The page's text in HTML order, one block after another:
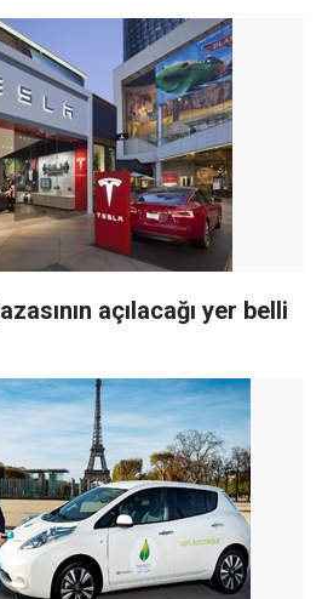
açılacağı yer belli